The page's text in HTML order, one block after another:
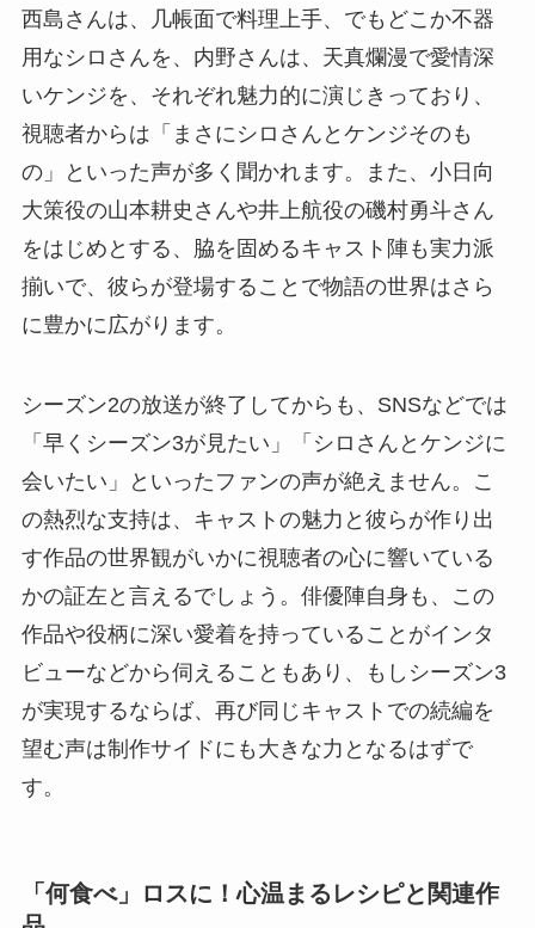
西島さんは、几帳面で料理上手、でもどこか不器
用なシロさんを、内野さんは、天真爛漫で愛情深
いケンジを、それぞれ魅力的に演じきっており、
視聴者からは「まさにシロさんとケンジそのも
の」といった声が多く聞かれます。また、小日向
大策役の山本耕史さんや井上航役の磯村勇斗さん
をはじめとする、脇を固めるキャスト陣も実力派
揃いで、彼らが登場することで物語の世界はさら
に豊かに広がります。
シーズン2の放送が終了してからも、SNSなどでは
「早くシーズン3が見たい」「シロさんとケンジに
会いたい」といったファンの声が絶えません。こ
の熱烈な支持は、キャストの魅力と彼らが作り出
す作品の世界観がいかに視聴者の心に響いている
かの証左と言えるでしょう。俳優陣自身も、この
作品や役柄に深い愛着を持っていることがインタ
ビューなどから伺えることもあり、もしシーズン3
が実現するならば、再び同じキャストでの続編を
望む声は制作サイドにも大きな力となるはずで
す。
「何食べ」ロスに！心温まるレシピと関連作